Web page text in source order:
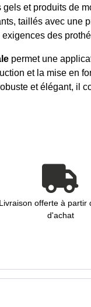
et produits de
taillés avec une
des
permet une
et la mise en
et élégant, il
Livraison offerte à partir
d'achat